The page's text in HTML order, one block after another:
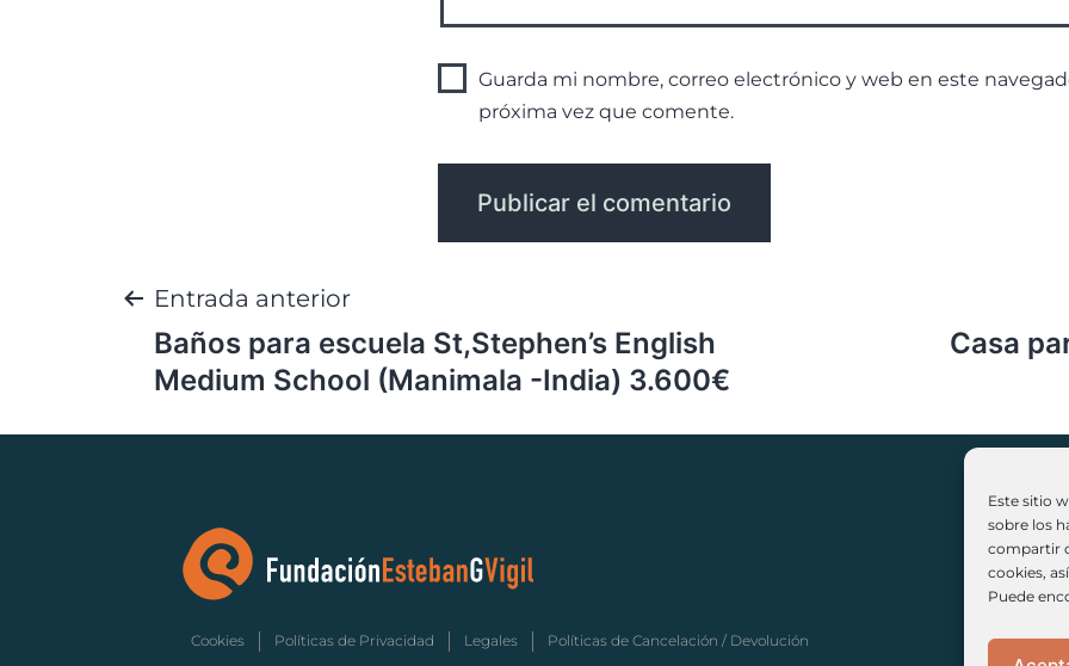
Este sitio
sobre los
compartir
cookies,
Puede
Guarda mi nombre, correo electrónico y web en este
próxima vez que comente.
Entrada anterior
Baños para escuela St,Stephen’s English
Medium School (Manimala -India) 3.600€
Casa
Cookies Políticas de Privacidad Legales Políticas de Cancelación / Devolución